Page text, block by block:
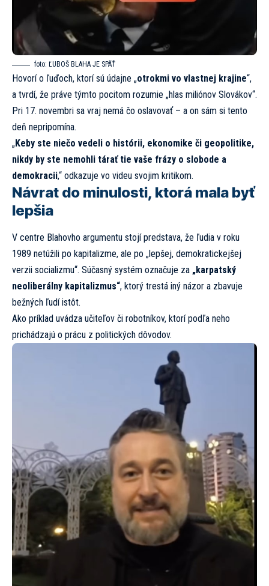
foto: ĽUBOŠ BLAHA JE SPÄŤ
Hovorí o ľuďoch, ktorí sú údajne „otrokmi vo vlastnej krajine“,
a tvrdí, že práve týmto pocitom rozumie „hlas miliónov Slovákov“.
Pri 17. novembri sa vraj nemá čo oslavovať – a on sám si tento
deň nepripomína.
„Keby ste niečo vedeli o histórii, ekonomike či geopolitike,
nikdy by ste nemohli tárať tie vaše frázy o slobode a
demokracii,“ odkazuje vo videu svojim kritikom.
Návrat do minulosti, ktorá mala byť
lepšia
V centre Blahovho argumentu stojí predstava, že ľudia v roku
1989 netúžili po kapitalizme, ale po „lepšej, demokratickejšej
verzii socializmu“. Súčasný systém označuje za „karpatský
neoliberálny kapitalizmus“, ktorý trestá iný názor a zbavuje
bežných ľudí istôt.
Ako príklad uvádza učiteľov či robotníkov, ktorí podľa neho
prichádzajú o prácu z politických dôvodov.